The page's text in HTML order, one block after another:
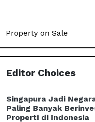
(current)
Property on Sale
Editor Choices
Singapura Jadi
Paling Banyak
Properti di Indonesia